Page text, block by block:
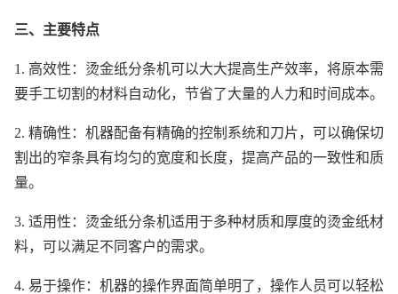
三、主要特点
1. 高效性：烫金纸分条机可以大大提高生产效率，将原本需
要手工切割的材料自动化，节省了大量的人力和时间成本。
2. 精确性：机器配备有精确的控制系统和刀片，可以确保切
割出的窄条具有均匀的宽度和长度，提高产品的一致性和质
量。
3. 适用性：烫金纸分条机适用于多种材质和厚度的烫金纸材
料，可以满足不同客户的需求。
4. 易于操作：机器的操作界面简单明了，操作人员可以轻松